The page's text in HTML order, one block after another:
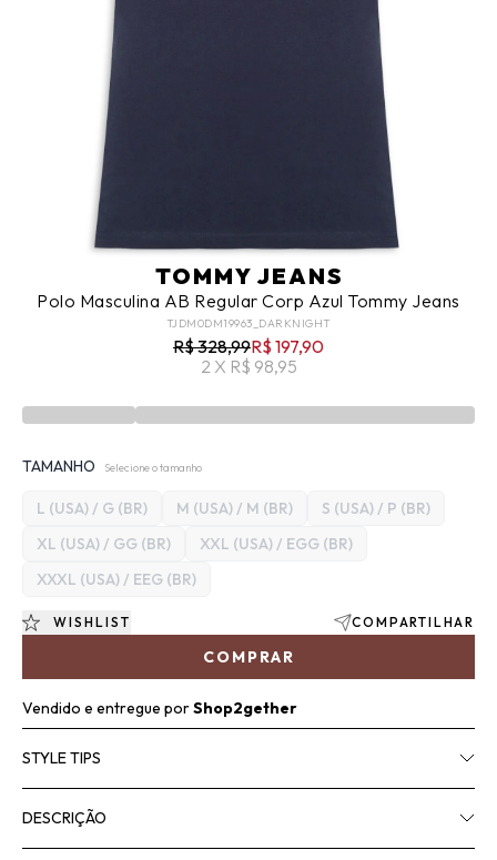
TOMMY JEANS
Polo Masculina AB Regular Corp Azul Tommy Jeans
TJDM0DM19963_DARKNIGHT
R$ 328,99R$ 197,90
2 X R$ 98,95
TAMANHO Selecione o tamanho
L (USA) / G (BR) M (USA) / M (BR)
S (USA) / P (BR)
XL (USA) / GG (BR)
XXL (USA) / EGG (BR)
XXXL (USA) / EEG (BR)
COMPRAR
WISHLIST COMPARTILHAR
Vendido e entregue porShop2gether
STYLE TIPS
DESCRIÇÃO